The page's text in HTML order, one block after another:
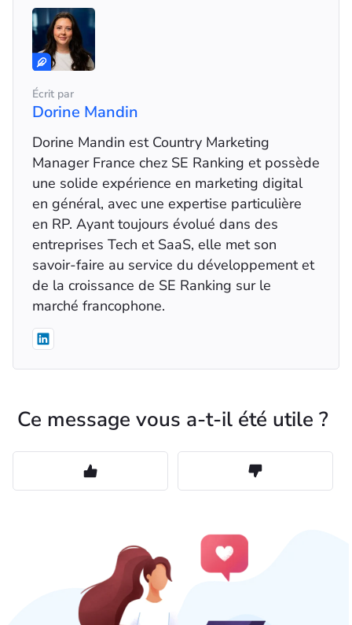
Écrit par
Dorine Mandin
Dorine Mandin est Country Marketing
Manager France chez SE Ranking et possède
une solide expérience en marketing digital
en général, avec une expertise particulière
en RP. Ayant toujours évolué dans des
entreprises Tech et SaaS, elle met son
savoir-faire au service du développement et
de la croissance de SE Ranking sur le
marché francophone.
Ce message vous a-t-il été utile ?